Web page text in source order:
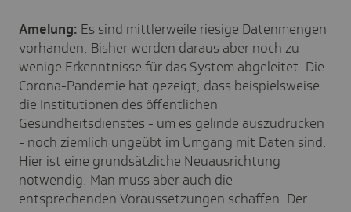
Amelung: Es sind mittlerweile riesige Datenmengen
vorhanden. Bisher werden daraus aber noch zu
wenige Erkenntnisse für das System abgeleitet. Die
Corona-Pandemie hat gezeigt, dass beispielsweise
die Institutionen des öffentlichen
Gesundheitsdienstes - um es gelinde auszudrücken
- noch ziemlich ungeübt im Umgang mit Daten sind.
Hier ist eine grundsätzliche Neuausrichtung
notwendig. Man muss aber auch die
entsprechenden Voraussetzungen schaffen. Der